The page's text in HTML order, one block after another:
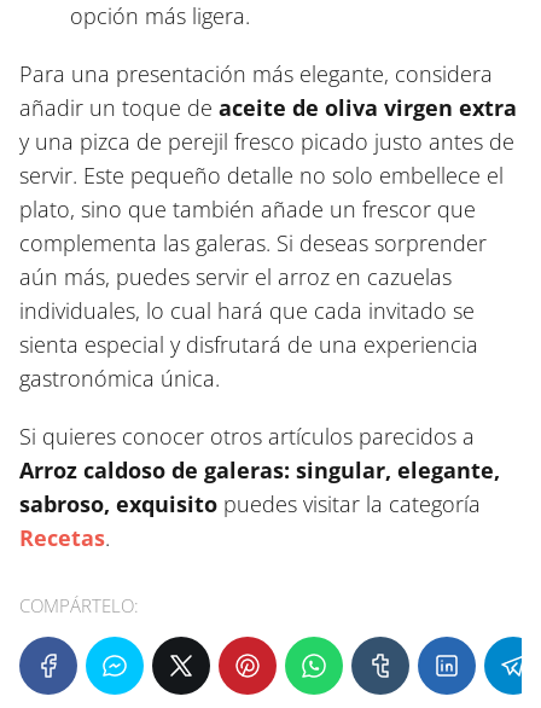
opción más ligera.
Para una presentación más elegante, considera
añadir un toque de aceite de oliva virgen extra
y una pizca de perejil fresco picado justo antes de
servir. Este pequeño detalle no solo embellece el
plato, sino que también añade un frescor que
complementa las galeras. Si deseas sorprender
aún más, puedes servir el arroz en cazuelas
individuales, lo cual hará que cada invitado se
sienta especial y disfrutará de una experiencia
gastronómica única.
Si quieres conocer otros artículos parecidos a
Arroz caldoso de galeras: singular, elegante,
sabroso, exquisito puedes visitar la categoría
Recetas.
COMPÁRTELO: